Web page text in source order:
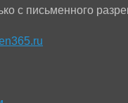
с письменного